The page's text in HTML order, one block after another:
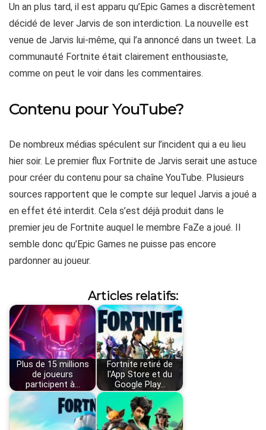
Un an plus tard, il est apparu qu’Epic Games a discrètement
décidé de lever Jarvis de son interdiction. La nouvelle est
venue de Jarvis lui-même, qui l’a annoncé dans un tweet. La
communauté Fortnite était clairement enthousiaste,
comme on peut le voir dans les commentaires.
Contenu pour YouTube?
De nombreux médias spéculent sur l’incident qui a eu lieu
hier soir. Le premier flux Fortnite de Jarvis serait une astuce
pour créer du contenu pour sa chaîne YouTube. Plusieurs
sources rapportent que le compte sur lequel Jarvis a joué a
en effet été interdit. Cela s’est déjà produit dans le
premier jeu de Fortnite auquel le membre FaZe a joué. Il
semble donc qu’Epic Games ne puisse pas encore
pardonner au joueur.
Articles relatifs:
Plus de 15 millions
de joueurs
participent à…
Fortnite retiré de
l'App Store et du
Google Play…